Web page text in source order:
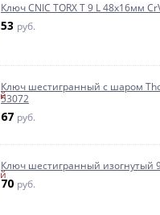
Ключ CNIC TORX Т 9 L 48x16мм
53 руб.
Ключ шестигранный с шаром
53072
67 руб.
Ключ шестигранный изогнутый
70 руб.